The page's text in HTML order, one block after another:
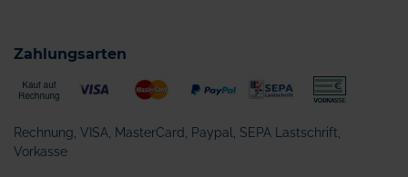
Zahlungsarten
Rechnung, VISA, MasterCard, Paypal, SEPA Lastschrift,
Vorkasse